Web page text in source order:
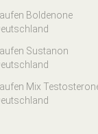
Boldenone
Sustanon
Mix